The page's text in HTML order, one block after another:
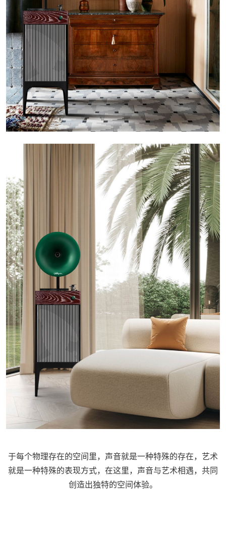
于每个物理存在的空间里，声音就是一种特殊的存在，艺术
就是一种特殊的表现方式，在这里，声音与艺术相遇，共同
创造出独特的空间体验。